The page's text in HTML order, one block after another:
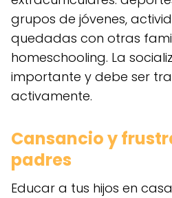
grupos de jóvenes,
quedadas con otras
homeschooling. La
importante y debe ser
activamente.
Cansancio y
padres
Educar a tus hijos en